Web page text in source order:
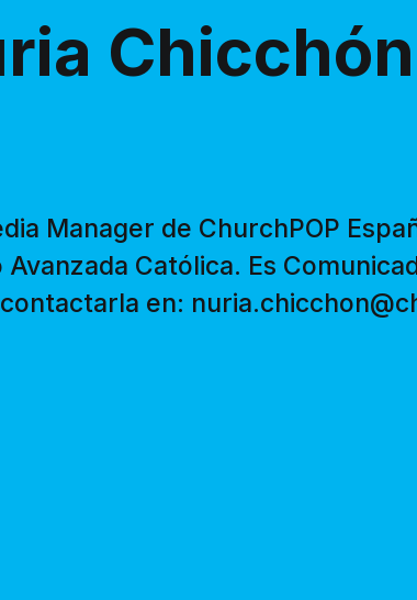
Manager de ChurchPOP
Católica. Es
en: